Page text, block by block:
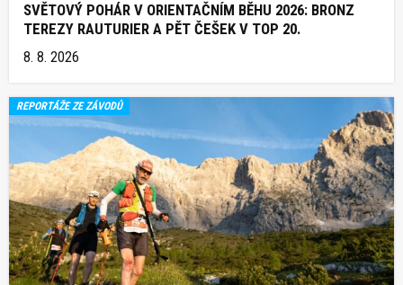
SVĚTOVÝ POHÁR V ORIENTAČNÍM BĚHU 2026: BRONZ
TEREZY RAUTURIER A PĚT ČEŠEK V TOP 20.
8. 8. 2026
REPORTÁŽE ZE ZÁVODŮ